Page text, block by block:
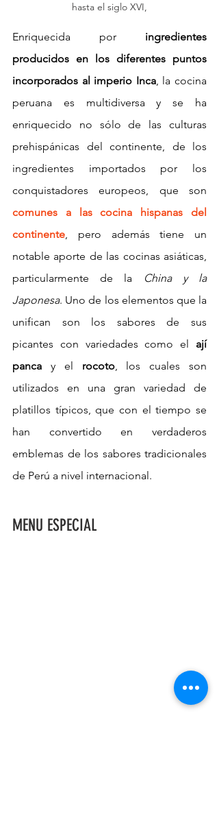
hasta el siglo XVI,
Enriquecida por ingredientes
producidos en los diferentes puntos
incorporados al imperio Inca, la cocina
peruana es multidiversa y se ha
enriquecido no sólo de las culturas
prehispánicas del continente, de los
ingredientes importados por los
comunes a las cocina hispanas del
continente, pero además tiene un
notable aporte de las cocinas asiáticas,
particularmente de la
China y la
Japonesa. Uno de los elementos que la
unifican son los sabores de sus
picantes con variedades como el ají
panca y el rocoto, los cuales son
utilizados en una gran variedad de
platillos típicos, que con el tiempo se
han convertido en verdaderos
emblemas de los sabores tradicionales
de Perú a nivel internacional.
MENU ESPECIAL